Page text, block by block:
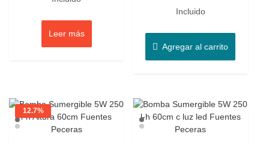
Leer más
Incluido
Agregar al carrito
12.7%